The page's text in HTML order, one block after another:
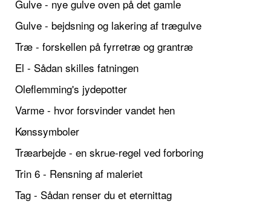
Gulve - nye gulve oven på det gamle
Gulve - bejdsning og lakering af trægulve
Træ - forskellen på fyrretræ og grantræ
El - Sådan skilles fatningen
Oleflemming's jydepotter
Varme - hvor forsvinder vandet hen
Kønssymboler
Træarbejde - en skrue-regel ved forboring
Trin 6 - Rensning af maleriet
Tag - Sådan renser du et eternittag